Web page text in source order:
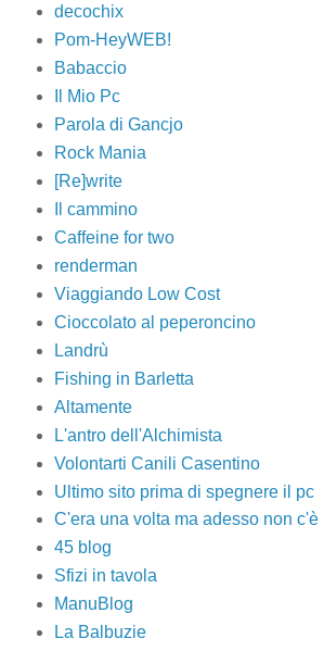
decochix
Pom-HeyWEB!
Babaccio
Il Mio Pc
Parola di Gancjo
Rock Mania
[Re]write
Il cammino
Caffeine for two
renderman
Viaggiando Low Cost
Cioccolato al peperoncino
Landrù
Fishing in Barletta
Altamente
L'antro dell'Alchimista
Volontarti Canili Casentino
Ultimo sito prima di spegnere il pc
C'era una volta ma adesso non c'è
45 blog
Sfizi in tavola
ManuBlog
La Balbuzie